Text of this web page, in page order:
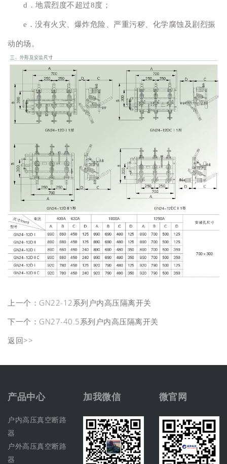
d．地震烈度不超过8度；
e．没有火灾、爆炸危险、严重污秽、化学腐蚀及剧烈振
动的场。
上一个： GN22-12系列户内高压隔离开关
下一个： GN27-40.5系列户内高压隔离开关
返回>>
产品中心
户内高压真空断路
器
户外高压真空断路
器
加我微信 微官网